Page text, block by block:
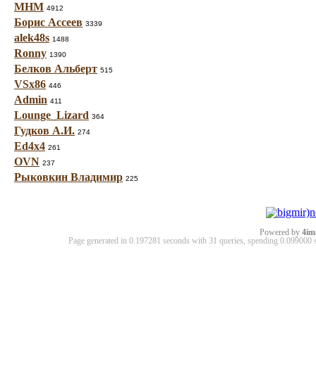
МНМ 4912
Борис Ассеев 3339
alek48s 1488
Ronny 1390
Белков Альберт 515
VSx86 446
Admin 411
Lounge_Lizard 364
Гудков А.И. 274
Ed4x4 261
OVN 237
Рыковкин Владимир 225
Powered by
Page generated in 0.197281 seconds with 31 queries, spending